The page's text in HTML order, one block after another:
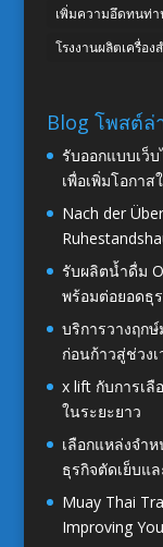
เพิ่มความอึดทนท่า
โรงงานผลิตเครื่อง
Blog โพสต์ล่
รับออกแบบเว็
เพื่อเพิ่มโอกาส
Nach der
รับผลิตน้ำดื่ม
พร้อมต่อยอดธุ
บริการวางฤก
ก่อนก้าวสู่ช่วง
x lift กับการเ
ในระยะยาว
เลือกแหล่งจำ
ธุรกิจตัดเย็บแ
Muay Thai
Improving